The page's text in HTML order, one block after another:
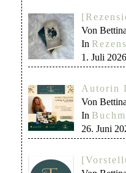
Von
In
1. Juli 2026
Autorin
Von
In
26. Juni